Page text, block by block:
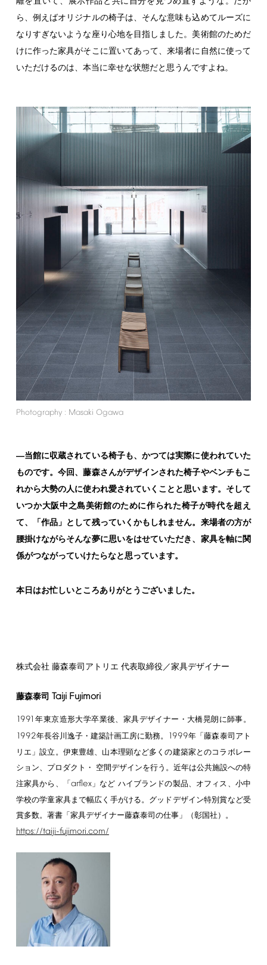
ら、例えばオリジナルの椅子は、そんな意味も込めてルーズに
なりすぎないような座り心地を目指しました。美術館のためだ
けに作った家具がそこに置いてあって、来場者に自然に使って
いただけるのは、本当に幸せな状態だと思うんですよね。
Photography : Masaki Ogawa
―当館に収蔵されている椅子も、かつては実際に使われていた
ものです。今回、藤森さんがデザインされた椅子やベンチもこ
れから大勢の人に使われ愛されていくことと思います。そして
いつか大阪中之島美術館のために作られた椅子が時代を超え
て、「作品」として残っていくかもしれません。来場者の方が
腰掛けながらそんな夢に思いをはせていただき、家具を軸に関
係がつながっていけたらなと思っています。
本日はお忙しいところありがとうございました。
株式会社 藤森泰司アトリエ 代表取締役／家具デザイナー
藤森泰司 Taiji Fujimori
1991 年東京造形⼤学卒業後、家具デザイナー・⼤橋晃朗に師事。
1992年⻑⾕川逸⼦・建築計画⼯房に勤務。 1999年「藤森泰司アト
リエ」設⽴。伊東豊雄、⼭本理顕など多くの建築家とのコラボレー
ション、プロダクト・ 空間デザインを⾏う。近年は公共施設への特
注家具から、「 arflex」など ハイブランドの製品、オフィス、⼩中
学校の学童家具まで幅広く⼿がける。グッドデザイン特別賞など受
賞多数。著書「家具デザイナー藤森泰司の仕事」（彰国社）。
https://taiji-fujimori.com/